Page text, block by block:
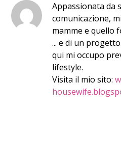
Appassionata da
comunicazione,
mamme e quello
... e di un
qui mi occupo
lifestyle.
Visita il mio sito: